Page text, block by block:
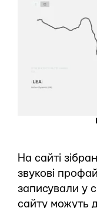
На сайті
звукові
записували у
сайту можуть